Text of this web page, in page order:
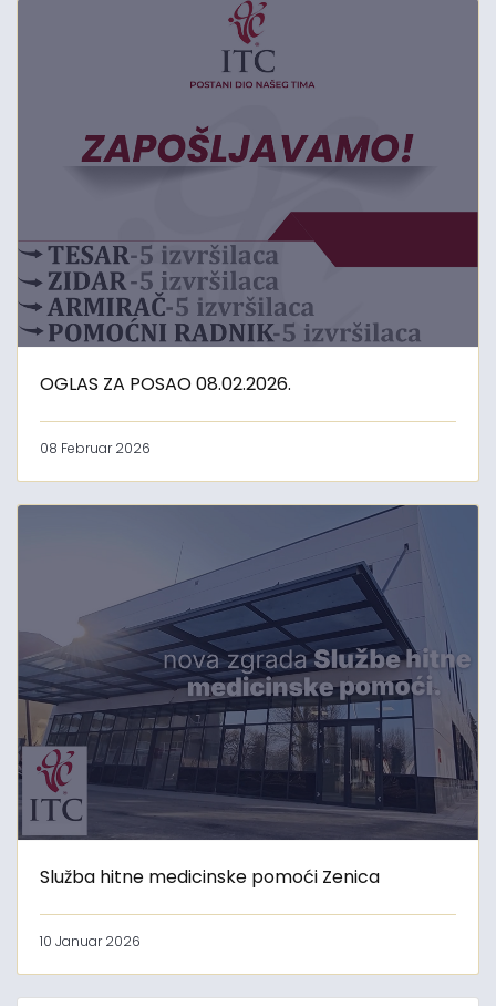
OGLAS ZA POSAO 08.02.2026.
08 Februar 2026
Služba hitne medicinske pomoći Zenica
10 Januar 2026